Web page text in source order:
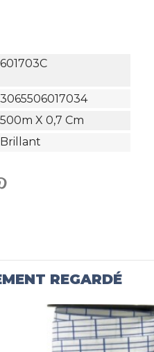
601703C
3065506017034
500m X 0,7 Cm
Brillant
REGARDÉ